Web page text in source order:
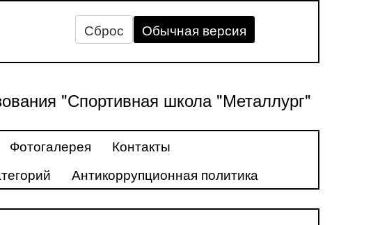
Сброс Обычная версия
"Спортивная школа "Металлург"
Фотогалерея
Контакты
Антикоррупционная политика